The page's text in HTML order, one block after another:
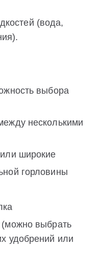
(вода,
выбора
несколькими
широкие
горловины
выбрать
удобрений или